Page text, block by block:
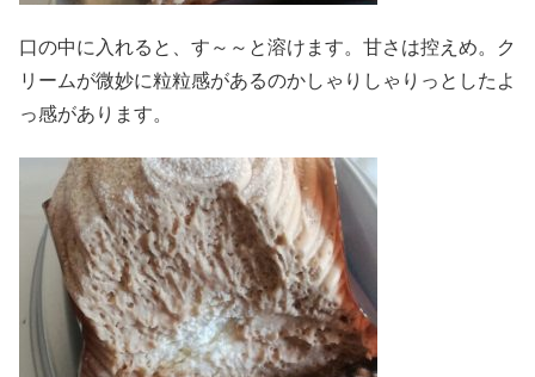
口の中に入れると、す～～と溶けます。甘さは控えめ。ク
リームが微妙に粒粒感があるのかしゃりしゃりっとしたよ
っ感があります。